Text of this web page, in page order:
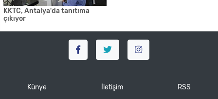
KKTC, Antalya'da tanıtıma
çıkıyor
Künye İletişim RSS